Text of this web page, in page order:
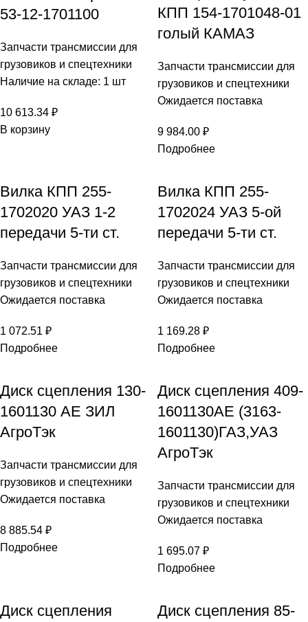
53-12-1701100
Запчасти трансмиссии для
грузовиков и спецтехники
Наличие на складе: 1 шт
10 613.34 ₽
В корзину
КПП 154-1701048-01
голый КАМАЗ
Запчасти трансмиссии для
грузовиков и спецтехники
Ожидается поставка
9 984.00 ₽
Подробнее
Вилка КПП 255-
1702020 УАЗ 1-2
передачи 5-ти ст.
Запчасти трансмиссии для
грузовиков и спецтехники
Ожидается поставка
1 072.51 ₽
Подробнее
Вилка КПП 255-
1702024 УАЗ 5-ой
передачи 5-ти ст.
Запчасти трансмиссии для
грузовиков и спецтехники
Ожидается поставка
1 169.28 ₽
Подробнее
Диск сцепления 130-
1601130 АЕ ЗИЛ
АгроТэк
Запчасти трансмиссии для
грузовиков и спецтехники
Ожидается поставка
8 885.54 ₽
Подробнее
Диск сцепления 409-
1601130АЕ (3163-
1601130)ГАЗ,УАЗ
АгроТэк
Запчасти трансмиссии для
грузовиков и спецтехники
Ожидается поставка
1 695.07 ₽
Подробнее
Диск сцепления
Диск сцепления 85-